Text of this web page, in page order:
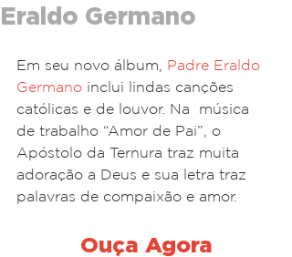
Eraldo Germano
Em seu novo álbum, Padre Eraldo
Germano inclui lindas canções
católicas e de louvor. Na  música
de trabalho “Amor de Pai”, o
Apóstolo da Ternura traz muita
adoração a Deus e sua letra traz
palavras de compaixão e amor.
Ouça Agora